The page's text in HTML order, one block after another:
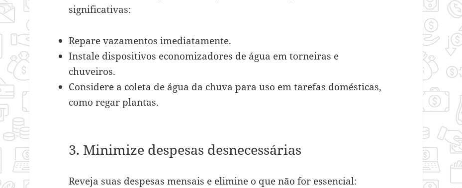
significativas:
Repare vazamentos imediatamente.
Instale dispositivos economizadores de água em torneiras e
chuveiros.
Considere a coleta de água da chuva para uso em tarefas domésticas,
como regar plantas.
3. Minimize despesas desnecessárias
Reveja suas despesas mensais e elimine o que não for essencial: